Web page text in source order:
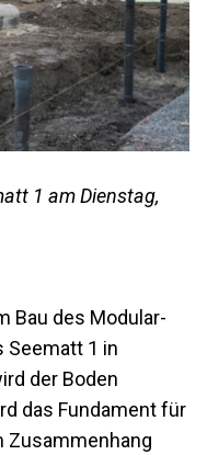
1 am Dienstag,
Bau des Modular-
Seematt 1 in
der Boden
das Fundament für
Zusammenhang